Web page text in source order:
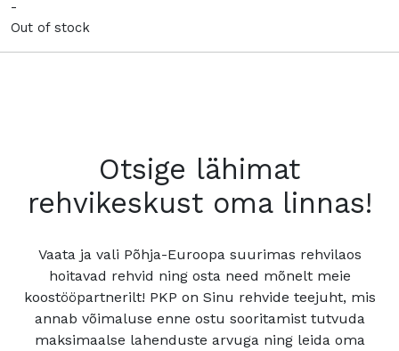
-
Out of stock
Otsige lähimat
rehvikeskust oma linnas!
Vaata ja vali Põhja-Euroopa suurimas rehvilaos
hoitavad rehvid ning osta need mõnelt meie
koostööpartnerilt! PKP on Sinu rehvide teejuht, mis
annab võimaluse enne ostu sooritamist tutvuda
maksimaalse lahenduste arvuga ning leida oma